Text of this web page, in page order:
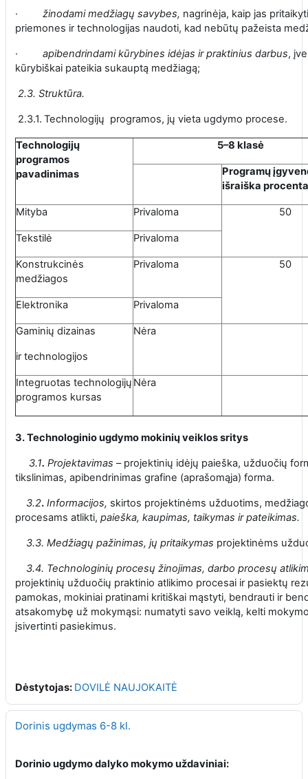
· žinodami medžiagų savybes, nagrinėja, kaip jas
priemones ir technologijas naudoti, kad nebūtų pažeista
· apibendrindami kūrybines idėjas ir praktinius darbus,
kūrybiškai pateikia sukauptą medžiagą;
2.3. Struktūra.
2.3.1. Technologijų programos, jų vieta ugdymo procese.
Technologijų
programos
pavadinimas
5–8 klasė
Programų
išraiška
Mityba Privaloma 50
Tekstilė Privaloma
Konstrukcinės
medžiagos
Privaloma 50
Elektronika Privaloma
Gaminių dizainas
ir technologijos
Nėra
Integruotas technologijų
programos kursas
Nėra
3. Technologinio ugdymo mokinių veiklos sritys
3.1. Projektavimas – projektinių idėjų paieška, užduočių
tikslinimas, apibendrinimas grafine (aprašomąja) forma.
3.2. Informacijos, skirtos projektinėms užduotims,
procesams atlikti, paieška, kaupimas, taikymas ir pateikimas.
3.3. Medžiagų pažinimas, jų pritaikymas projektinėms
3.4. Technologinių procesų žinojimas, darbo procesų
projektinių užduočių praktinio atlikimo procesai ir pasiektų
pamokas, mokiniai pratinami kritiškai mąstyti, bendrauti ir
atsakomybę už mokymąsi: numatyti savo veiklą, kelti
įsivertinti pasiekimus.
Dėstytojas: DOVILĖ NAUJOKAITĖ
Dorinis ugdymas 6-8 kl.
Dorinio ugdymo dalyko mokymo uždaviniai: